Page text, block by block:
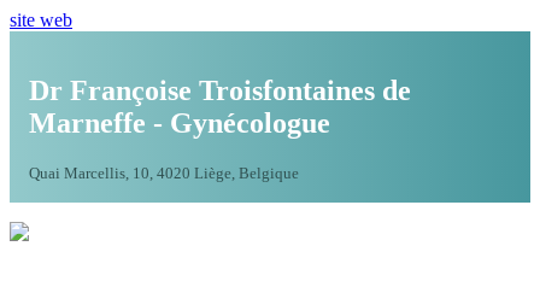
site web
Dr Françoise Troisfontaines de
Marneffe - Gynécologue
Quai Marcellis, 10, 4020 Liège, Belgique